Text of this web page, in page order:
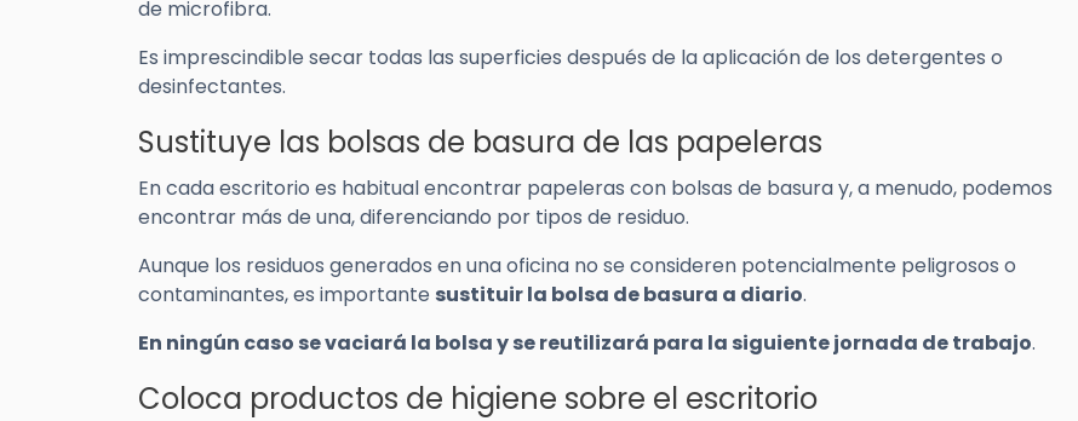
de microfibra.
Es imprescindible secar todas las superficies después de la aplicación de los detergentes o
desinfectantes.
Sustituye las bolsas de basura de las papeleras
En cada escritorio es habitual encontrar papeleras con bolsas de basura y, a menudo, podemos
encontrar más de una, diferenciando por tipos de residuo.
Aunque los residuos generados en una oficina no se consideren potencialmente peligrosos o
contaminantes, es importante sustituir la bolsa de basura a diario.
En ningún caso se vaciará la bolsa y se reutilizará para la siguiente jornada de trabajo.
Coloca productos de higiene sobre el escritorio